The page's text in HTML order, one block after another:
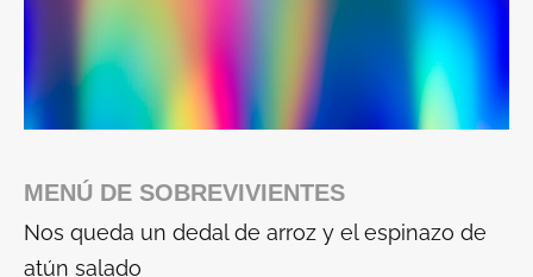
MENÚ DE SOBREVIVIENTES
Nos queda un dedal de arroz y el espinazo de
atún salado